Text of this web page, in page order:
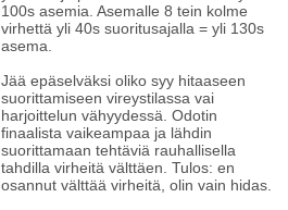
100s asemia. Asemalle 8 tein kolme
virhettä yli 40s suoritusajalla = yli 130s
asema.
Jää epäselväksi oliko syy hitaaseen
suorittamiseen vireystilassa vai
harjoittelun vähyydessä. Odotin
finaalista vaikeampaa ja lähdin
suorittamaan tehtäviä rauhallisella
tahdilla virheitä välttäen. Tulos: en
osannut välttää virheitä, olin vain hidas.